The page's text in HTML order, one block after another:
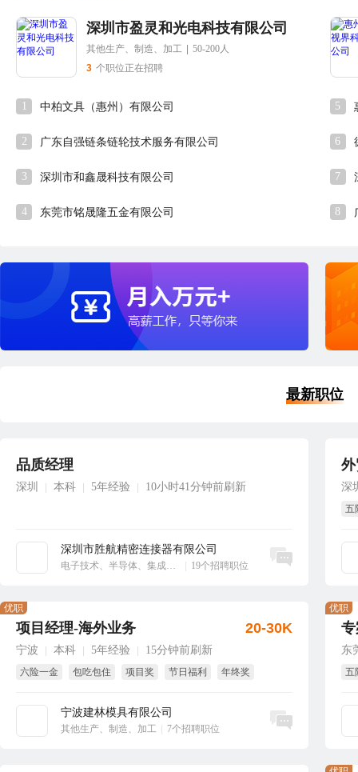
深圳市盈灵和光电科技有限公司
其他生产、制造、加工
50-200人
3 个职位正在招聘
1 中柏文具（惠州）有限公司
2 广东自强链条链轮技术服务有限公司
3 深圳市和鑫晟科技有限公司
4 东莞市铭晟隆五金有限公司
5
6
7
8
最新职位
品质经理
深圳 本科 5年经验 10小时41分钟前刷新
深圳市胜航精密连接器有限公司
电子技术、半导体、集成电路 19个招聘职位
立即沟通
深
五
项目经理-海外业务
宁波 本科 5年经验 15分钟前刷新
六险一金 包吃包住 项目奖 节日福利
年终奖
宁波建林模具有限公司
其他生产、制造、加工 7个招聘职位
优职
20-30K
立即沟通
东
五
优职